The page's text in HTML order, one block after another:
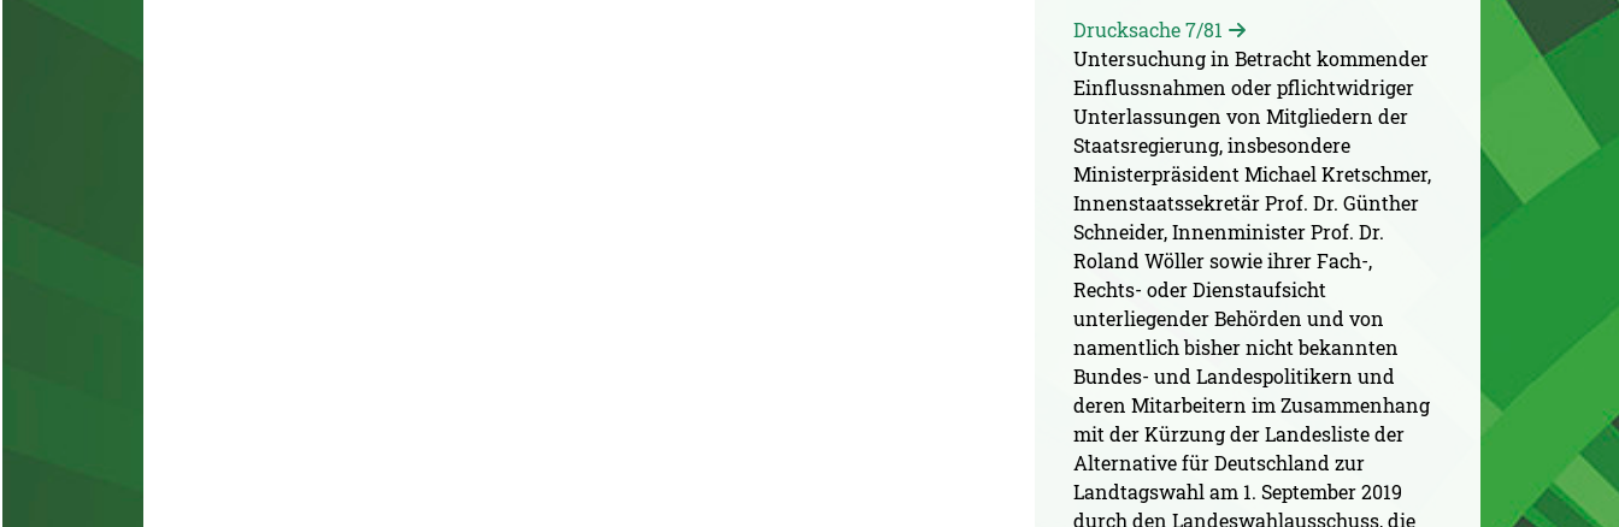
Drucksache 7/81
Untersuchung in Betracht kommender
Einflussnahmen oder pflichtwidriger
Unterlassungen von Mitgliedern der
Staatsregierung, insbesondere
Ministerpräsident Michael Kretschmer,
Innenstaatssekretär Prof. Dr. Günther
Schneider, Innenminister Prof. Dr.
Roland Wöller sowie ihrer Fach-,
Rechts- oder Dienstaufsicht
unterliegender Behörden und von
namentlich bisher nicht bekannten
Bundes- und Landespolitikern und
deren Mitarbeitern im Zusammenhang
mit der Kürzung der Landesliste der
Alternative für Deutschland zur
Landtagswahl am 1. September 2019
durch den Landeswahlausschuss, die